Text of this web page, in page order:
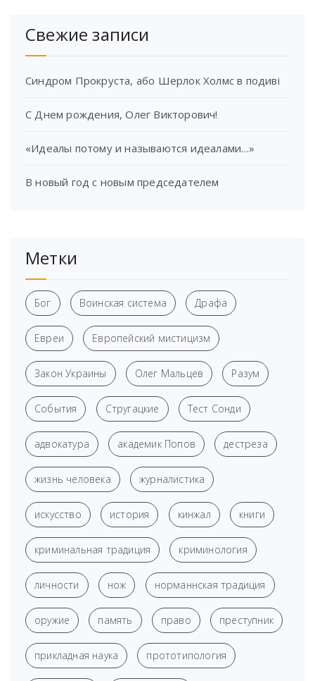
Свежие записи
Синдром Прокруста, або Шерлок Холмс в подиві
С Днем рождения, Олег Викторович!
«Идеалы потому и называются идеалами…»
В новый год с новым председателем
Метки
Бог Воинская система Драфа
Евреи Европейский мистицизм
Закон Украины Олег Мальцев Разум
События Стругацкие Тест Сонди
адвокатура академик Попов дестреза
жизнь человека журналистика
искусство история кинжал книги
криминальная традиция криминология
личности нож норманнская традиция
оружие память право преступник
прикладная наука прототипология